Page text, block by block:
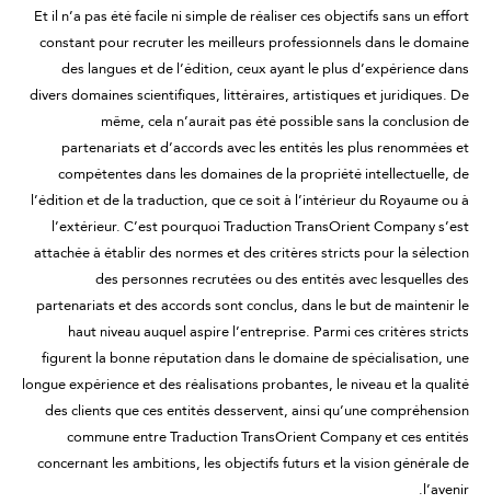
Et il n’a pas été facile ni simple de réaliser ces objectifs sans un effort
constant pour recruter les meilleurs professionnels dans le domaine
des langues et de l’édition, ceux ayant le plus d’expérience dans
divers domaines scientifiques, littéraires, artistiques et juridiques. De
même, cela n’aurait pas été possible sans la conclusion de
partenariats et d’accords avec les entités les plus renommées et
compétentes dans les domaines de la propriété intellectuelle, de
l’édition et de la traduction, que ce soit à l’intérieur du Royaume ou à
l’extérieur. C’est pourquoi Traduction TransOrient Company s’est
attachée à établir des normes et des critères stricts pour la sélection
des personnes recrutées ou des entités avec lesquelles des
partenariats et des accords sont conclus, dans le but de maintenir le
haut niveau auquel aspire l’entreprise. Parmi ces critères stricts
figurent la bonne réputation dans le domaine de spécialisation, une
longue expérience et des réalisations probantes, le niveau et la qualité
des clients que ces entités desservent, ainsi qu’une compréhension
commune entre Traduction TransOrient Company et ces entités
concernant les ambitions, les objectifs futurs et la vision générale de
l’avenir.